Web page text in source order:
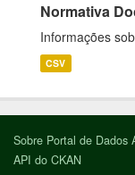
Normativa
Informações
CSV
Sobre Portal de Dados
API do CKAN